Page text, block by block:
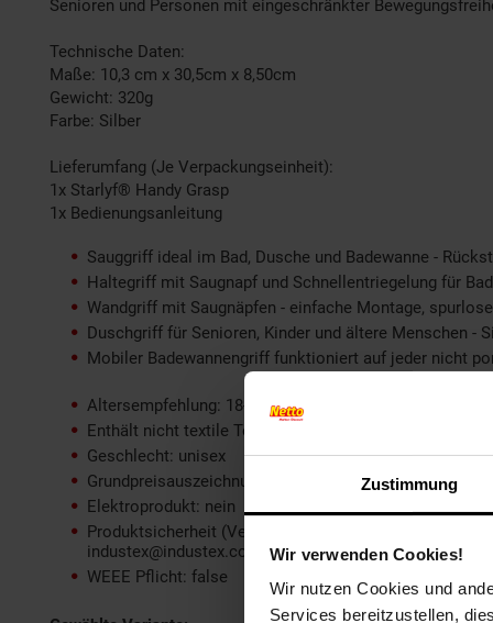
Zustimmung
Wir verwenden Cookies!
Wir nutzen Cookies und
Services bereitzustellen,
Senioren und Personen mit eingeschränkter
Technische Daten:
Maße: 10,3 cm x 30,5cm x 8,50cm
Gewicht: 320g
Farbe: Silber
Lieferumfang (Je Verpackungseinheit):
1x Starlyf® Handy Grasp
1x Bedienungsanleitung
Sauggriff ideal im Bad, Dusche und Badewanne -
Haltegriff mit Saugnapf und Schnellentriegelung für
Wandgriff mit Saugnäpfen - einfache Montage,
Duschgriff für Senioren, Kinder und ältere Menschen
Mobiler Badewannengriff funktioniert auf jeder nicht
Altersempfehlung: 18-99 Jahre
Enthält nicht textile Teile tierischen Ursprungs: nein
Geschlecht: unisex
Grundpreisauszeichnungspflicht: nein
Elektroprodukt: nein
Produktsicherheit (Verantwortliche Person im EWR):
industex@industex.com
WEEE Pflicht: false